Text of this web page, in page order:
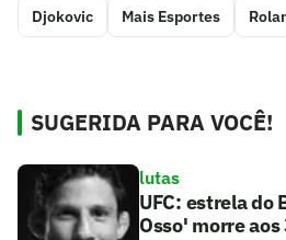
Djokovic Mais Esportes
SUGERIDA PARA VOCÊ!
lutas
UFC: estrela do
Osso' morre